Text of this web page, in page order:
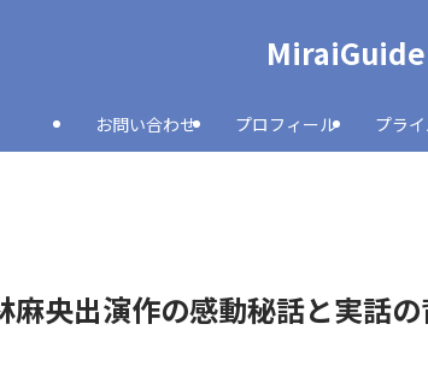
MiraiGuide
お問い合わせ プロフィール プラ
麻央出演作の感動秘話と実話